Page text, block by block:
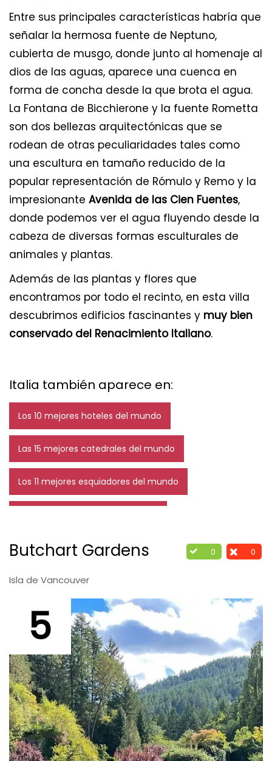
Entre sus principales características habría que
señalar la hermosa fuente de Neptuno,
cubierta de musgo, donde junto al homenaje al
dios de las aguas, aparece una cuenca en
forma de concha desde la que brota el agua.
La Fontana de Bicchierone y la fuente Rometta
son dos bellezas arquitectónicas que se
rodean de otras peculiaridades tales como
una escultura en tamaño reducido de la
popular representación de Rómulo y Remo y la
impresionante Avenida de las Cien Fuentes,
donde podemos ver el agua fluyendo desde la
cabeza de diversas formas esculturales de
animales y plantas.
Además de las plantas y flores que
encontramos por todo el recinto, en esta villa
descubrimos edificios fascinantes y muy bien
conservado del Renacimiento Italiano.
Italia también aparece en:
Los 10 mejores hoteles del mundo
Las 15 mejores catedrales del mundo
Los 11 mejores esquiadores del mundo
Las 10 mejores heladerías del mundo
Los 15 mejores futbolistas de la historia
Los 5 mejores quesos del mundo
Los 12 mejores museos del mundo
0 0
Butchart Gardens
Isla de Vancouver
5